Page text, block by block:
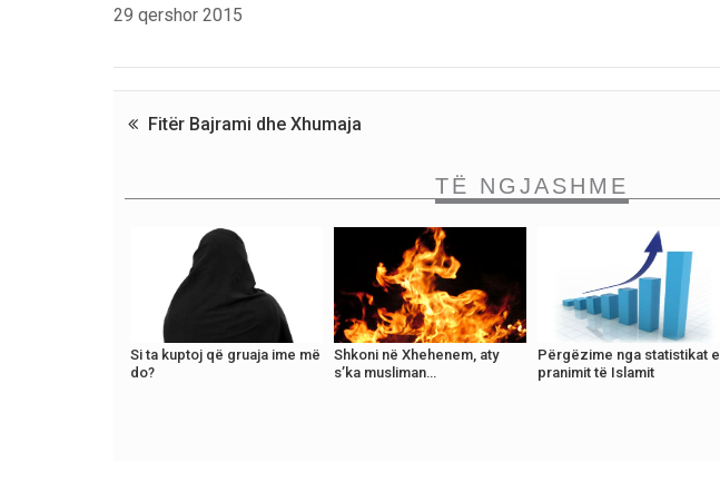
29 qershor 2015
Fitër Bajrami dhe Xhumaja
TË NGJASHME
Si ta kuptoj që gruaja ime më
do?
Shkoni në Xhehenem, aty
s’ka musliman…
Përgëzime nga statistikat e
pranimit të Islamit